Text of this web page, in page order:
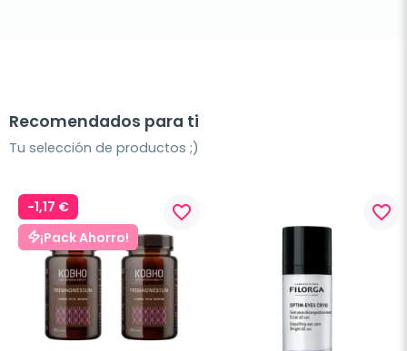
Recomendados para ti
Tu selección de productos ;)
-1,17 €
¡Pack Ahorro!
favorite_border favorite_border